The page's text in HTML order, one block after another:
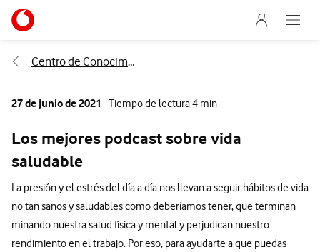
Ir a la pagina principal de vodafone.es
Menu
Abre
Centro de Conocimiento
27 de junio de 2021 - Tiempo de lectura 4 min
Los mejores podcast sobre vida
saludable
La presión y el estrés del día a día nos llevan a seguir hábitos de vida
no tan sanos y saludables como deberíamos tener, que terminan
minando nuestra salud física y mental y perjudican nuestro
rendimiento en el trabajo. Por eso, para ayudarte a que puedas